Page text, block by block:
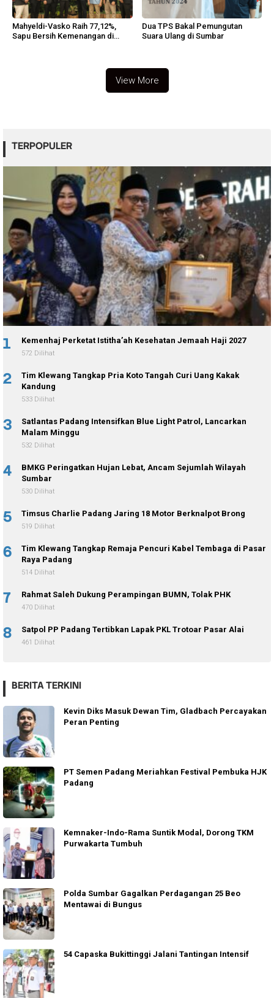
Mahyeldi-Vasko Raih 77,12%,
Sapu Bersih Kemenangan di
Dua TPS Bakal Pemungutan
Suara Ulang di Sumbar
View More
TERPOPULER
1 Kemenhaj Perketat Istitha’ah Kesehatan Jemaah Haji 2027
572 Dilihat
2
Tim Klewang Tangkap Pria Koto Tangah Curi Uang Kakak
Kandung
533 Dilihat
3
Satlantas Padang Intensifkan Blue Light Patrol, Lancarkan
Malam Minggu
532 Dilihat
4
BMKG Peringatkan Hujan Lebat, Ancam Sejumlah Wilayah
Sumbar
530 Dilihat
5 Timsus Charlie Padang Jaring 18 Motor Berknalpot Brong
519 Dilihat
6
Tim Klewang Tangkap Remaja Pencuri Kabel Tembaga di Pasar
Raya Padang
514 Dilihat
7 Rahmat Saleh Dukung Perampingan BUMN, Tolak PHK
470 Dilihat
8 Satpol PP Padang Tertibkan Lapak PKL Trotoar Pasar Alai
461 Dilihat
BERITA TERKINI
Kevin Diks Masuk Dewan Tim, Gladbach Percayakan
Peran Penting
PT Semen Padang Meriahkan Festival Pembuka HJK
Padang
Kemnaker-Indo-Rama Suntik Modal, Dorong TKM
Purwakarta Tumbuh
Polda Sumbar Gagalkan Perdagangan 25 Beo
Mentawai di Bungus
54 Capaska Bukittinggi Jalani Tantingan Intensif